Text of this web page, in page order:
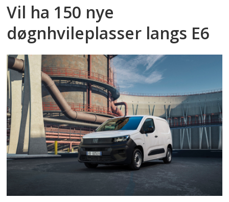
Vil ha 150 nye
døgnhvileplasser langs E6